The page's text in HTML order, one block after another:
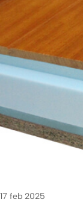
17 feb 2025